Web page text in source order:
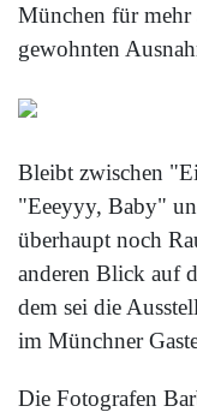
München für mehr
gewohnten
Bleibt zwischen
"Eeeyyy, Baby"
überhaupt noch
anderen Blick auf
dem sei die
im Münchner
Die Fotografen